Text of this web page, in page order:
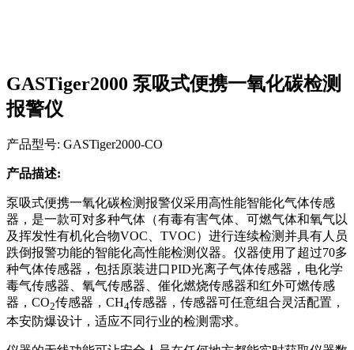
GASTiger2000 泵吸式便携一氧化碳检测
报警仪
产品型号: GASTiger2000-CO
产品描述:
泵吸式便携一氧化碳检测报警仪采用高性能智能化气体传感
器，是一款可对多种气体（有毒有害气体、可燃气体和氧气以
及挥发性有机化合物VOC、TVOC）进行连续检测并具有人员
跌倒报警功能的智能化高性能检测仪器。仪器使用了超过70多
种气体传感器，包括原装进口PID光离子气体传感器，电化学
毒气传感器、氧气传感器、催化燃烧传感器和红外可燃传感
器，CO2传感器，CH4传感器，传感器可任意组合灵活配置，
本安防爆设计，适应不同行业的检测需求。